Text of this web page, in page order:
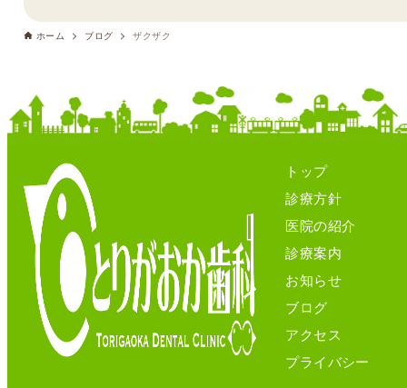
ホーム ブログ ザクザク
トップ
診療方針
医院の紹介
診療案内
お知らせ
ブログ
アクセス
プライバシー